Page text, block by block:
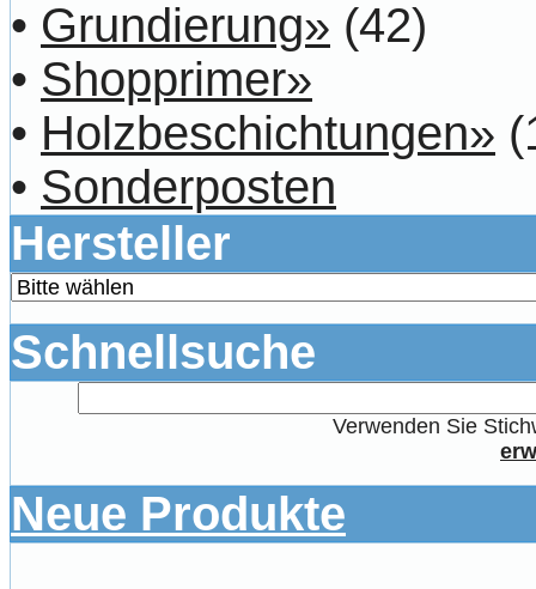
• Grundierung» (42)
• Shopprimer»
• Holzbeschichtungen»
• Sonderposten
Hersteller
Schnellsuche
Verwenden Sie
Neue Produkte